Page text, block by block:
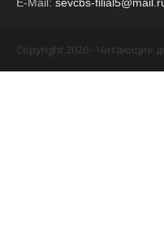
Copyright 2026 - Читающие